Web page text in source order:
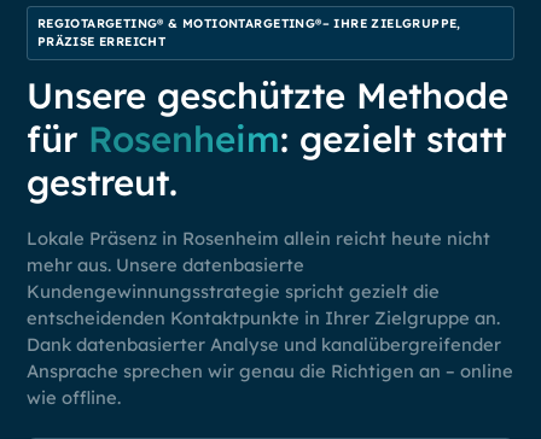
REGIOTARGETING® & MOTIONTARGETING®– IHRE ZIELGRUPPE,
PRÄZISE ERREICHT
Unsere geschützte Methode
für Rosenheim: gezielt statt
gestreut.
Lokale Präsenz in Rosenheim allein reicht heute nicht
mehr aus. Unsere datenbasierte
Kundengewinnungsstrategie spricht gezielt die
entscheidenden Kontaktpunkte in Ihrer Zielgruppe an.
Dank datenbasierter Analyse und kanalübergreifender
Ansprache sprechen wir genau die Richtigen an – online
wie offline.